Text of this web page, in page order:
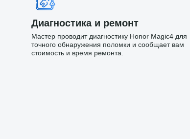
Диагностика и ремонт
Мастер проводит диагностику Honor Magic4 для
точного обнаружения поломки и сообщает вам
стоимость и время ремонта.